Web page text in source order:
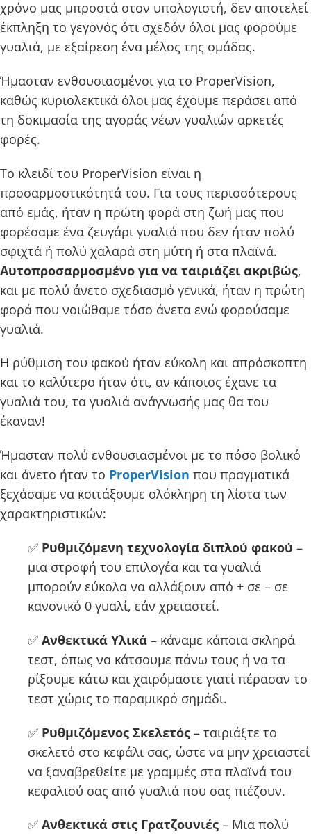
χρόνο μας μπροστά στον υπολογιστή, δεν αποτελεί
έκπληξη το γεγονός ότι σχεδόν όλοι μας φορούμε
γυαλιά, με εξαίρεση ένα μέλος της ομάδας.
Ήμασταν ενθουσιασμένοι για το ProperVision,
καθώς κυριολεκτικά όλοι μας έχουμε περάσει από
τη δοκιμασία της αγοράς νέων γυαλιών αρκετές
φορές.
Το κλειδί του ProperVision είναι η
προσαρμοστικότητά του. Για τους περισσότερους
από εμάς, ήταν η πρώτη φορά στη ζωή μας που
φορέσαμε ένα ζευγάρι γυαλιά που δεν ήταν πολύ
σφιχτά ή πολύ χαλαρά στη μύτη ή στα πλαϊνά.
Αυτοπροσαρμοσμένο για να ταιριάζει ακριβώς,
και με πολύ άνετο σχεδιασμό γενικά, ήταν η πρώτη
φορά που νοιώθαμε τόσο άνετα ενώ φορούσαμε
γυαλιά.
Η ρύθμιση του φακού ήταν εύκολη και απρόσκοπτη
και το καλύτερο ήταν ότι, αν κάποιος έχανε τα
γυαλιά του, τα γυαλιά ανάγνωσής μας θα του
έκαναν!
Ήμασταν πολύ ενθουσιασμένοι με το πόσο βολικό
και άνετο ήταν το ProperVision που πραγματικά
ξεχάσαμε να κοιτάξουμε ολόκληρη τη λίστα των
χαρακτηριστικών:
✅ Ρυθμιζόμενη τεχνολογία διπλού φακού –
μια στροφή του επιλογέα και τα γυαλιά
μπορούν εύκολα να αλλάξουν από + σε – σε
κανονικό 0 γυαλί, εάν χρειαστεί.
✅ Ανθεκτικά Υλικά – κάναμε κάποια σκληρά
τεστ, όπως να κάτσουμε πάνω τους ή να τα
ρίξουμε κάτω και χαιρόμαστε γιατί πέρασαν το
τεστ χώρις το παραμικρό σημάδι.
✅ Ρυθμιζόμενος Σκελετός – ταιριάξτε το
σκελετό στο κεφάλι σας, ώστε να μην χρειαστεί
να ξαναβρεθείτε με γραμμές στα πλαϊνά του
κεφαλιού σας από γυαλιά που σας πιέζουν.
✅ Ανθεκτικά στις Γρατζουνιές – Μια πολύ